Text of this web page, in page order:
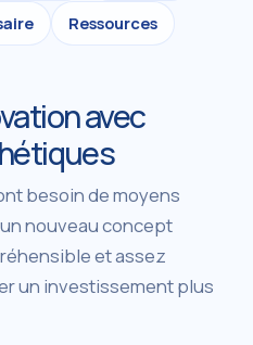
Ressources
avec
besoin de moyens
nouveau concept
et assez
un investissement plus